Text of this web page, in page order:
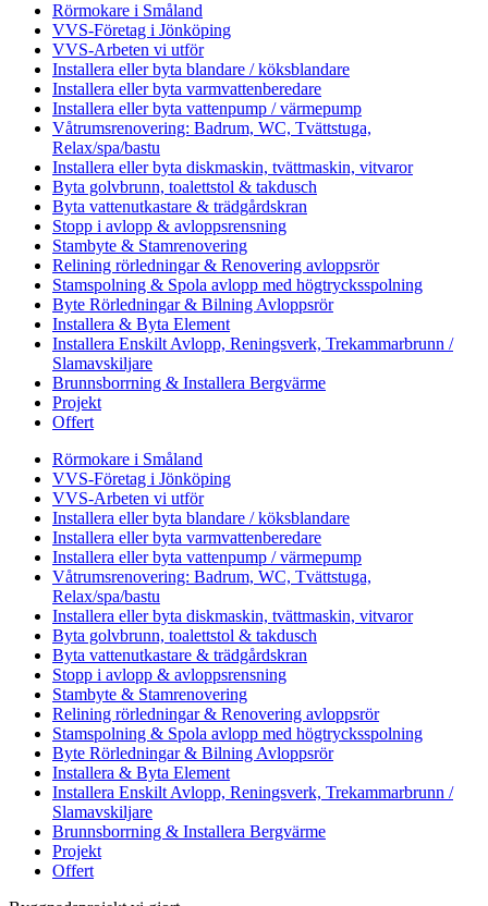
Rörmokare i Småland
VVS-Företag i Jönköping
VVS-Arbeten vi utför
Installera eller byta blandare / köksblandare
Installera eller byta varmvattenberedare
Installera eller byta vattenpump / värmepump
Våtrumsrenovering: Badrum, WC, Tvättstuga,
Relax/spa/bastu
Installera eller byta diskmaskin, tvättmaskin, vitvaror
Byta golvbrunn, toalettstol & takdusch
Byta vattenutkastare & trädgårdskran
Stopp i avlopp & avloppsrensning
Stambyte & Stamrenovering
Relining rörledningar & Renovering avloppsrör
Stamspolning & Spola avlopp med högtrycksspolning
Byte Rörledningar & Bilning Avloppsrör
Installera & Byta Element
Installera Enskilt Avlopp, Reningsverk, Trekammarbrunn /
Slamavskiljare
Brunnsborrning & Installera Bergvärme
Projekt
Offert
Rörmokare i Småland
VVS-Företag i Jönköping
VVS-Arbeten vi utför
Installera eller byta blandare / köksblandare
Installera eller byta varmvattenberedare
Installera eller byta vattenpump / värmepump
Våtrumsrenovering: Badrum, WC, Tvättstuga,
Relax/spa/bastu
Installera eller byta diskmaskin, tvättmaskin, vitvaror
Byta golvbrunn, toalettstol & takdusch
Byta vattenutkastare & trädgårdskran
Stopp i avlopp & avloppsrensning
Stambyte & Stamrenovering
Relining rörledningar & Renovering avloppsrör
Stamspolning & Spola avlopp med högtrycksspolning
Byte Rörledningar & Bilning Avloppsrör
Installera & Byta Element
Installera Enskilt Avlopp, Reningsverk, Trekammarbrunn /
Slamavskiljare
Brunnsborrning & Installera Bergvärme
Projekt
Offert